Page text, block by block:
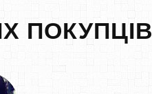
ПОКУПЦІВ